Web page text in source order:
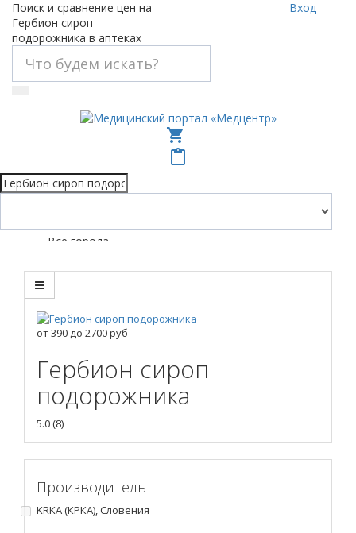
Поиск и сравнение цен на
Гербион сироп
подорожника в аптеках
Вход
shopping_cart
content_paste
Все города
от390до 2700руб
Гербион сироп
подорожника
5.0(8)
Производитель
KRKA (КРКА), Словения